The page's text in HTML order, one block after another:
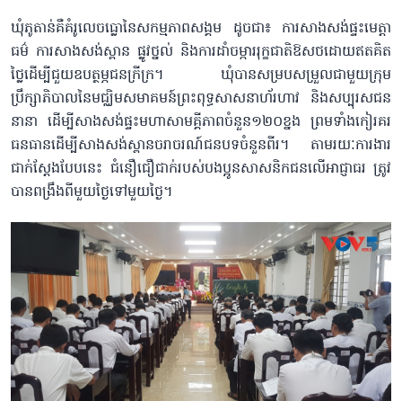
ឃុំភូតាន់គឺគំរូលេចធ្លោនៃសកម្មភាពសង្គម ដូចជា៖ ការសាងសង់ផ្ទះមេត្តា
ធម៌ ការសាងសង់ស្ពាន ផ្លូវថ្នល់ និងការដាំចម្ការរុក្ខជាតិឱសថដោយឥតគិត
ថ្លៃដើម្បីជួយឧបត្ថម្ភជនក្រីក្រ។ ឃុំបានសម្របសម្រួលជាមួយក្រុម
ប្រឹក្សាភិបាលនៃមជ្ឈិមសមាគមន៍ព្រះពុទ្ធសាសនាហ័រហាវ និងសប្បុរសជន
នានា ដើម្បីសាងសង់ផ្ទះមហាសាមគ្គីភាពចំនួន១២០ខ្នង ព្រមទាំងកៀរគរ
ធនធានដើម្បីសាងសង់ស្ពានចរាចរណ៍ជនបទចំនួនពីរ។ តាមរយៈការងារ
ជាក់ស្តែងបែបនេះ ជំនឿជឿជាក់របស់បងប្អូនសាសនិកជនលើអាជ្ញាធរ ត្រូវ
បានពង្រឹងពីមួយថ្ងៃទៅមួយថ្ងៃ។